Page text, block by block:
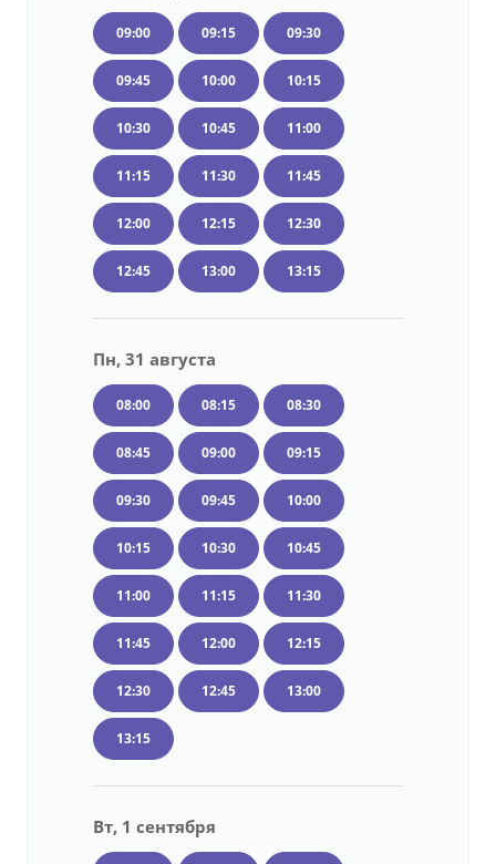
09:00 09:15 09:30
09:45 10:00 10:15
10:30 10:45 11:00
11:15 11:30 11:45
12:00 12:15 12:30
12:45 13:00 13:15
Пн, 31 августа
08:00 08:15 08:30
08:45 09:00 09:15
09:30 09:45 10:00
10:15 10:30 10:45
11:00 11:15 11:30
11:45 12:00 12:15
12:30 12:45 13:00
13:15
Вт, 1 сентября